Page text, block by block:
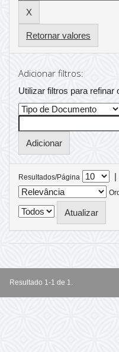
Retornar valores
Adicionar filtros:
Utilizar filtros para refinar
Resultados/Página |
Resultado 1-1 de 1.